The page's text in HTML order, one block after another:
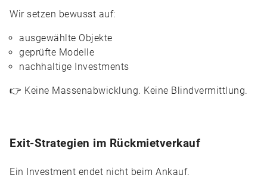
Wir setzen bewusst auf:
ausgewählte Objekte
geprüfte Modelle
nachhaltige Investments
👉 Keine Massenabwicklung. Keine Blindvermittlung.
Exit-Strategien im Rückmietverkauf
Ein Investment endet nicht beim Ankauf.